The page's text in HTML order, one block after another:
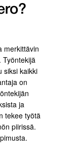
merkittävin
siksi kaikki
on
ja
tekee työtä
piirissä.